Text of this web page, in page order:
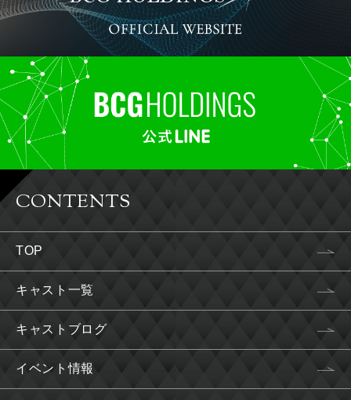
CONTENTS
TOP
キャスト一覧
キャストブログ
イベント情報